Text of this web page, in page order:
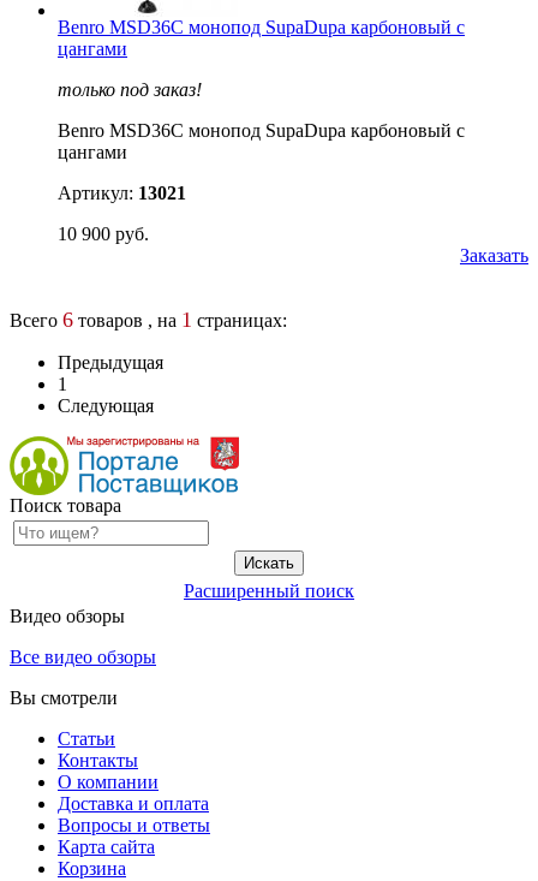
Benro MSD36C монопод SupaDupa карбоновый с
цангами
только под заказ!
Benro MSD36C монопод SupaDupa карбоновый с
цангами
Артикул: 13021
10 900 руб.
Заказать
Всего 6 товаров , на 1 страницах:
Предыдущая
1
Следующая
Поиск товара
Расширенный поиск
Видео обзоры
Все видео обзоры
Вы смотрели
Статьи
Контакты
О компании
Доставка и оплата
Вопросы и ответы
Карта сайта
Корзина